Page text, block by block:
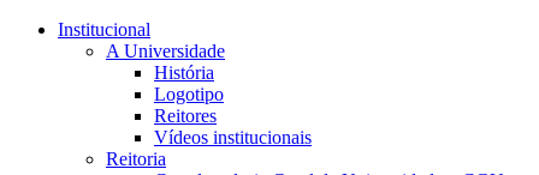
Conteúdo principal
Institucional
A Universidade
História
Logotipo
Reitores
Vídeos institucionais
Reitoria